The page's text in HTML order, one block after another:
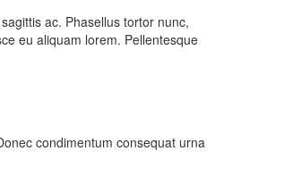
ac. Phasellus tortor nunc,
eu aliquam lorem. Pellentesque
condimentum consequat urna